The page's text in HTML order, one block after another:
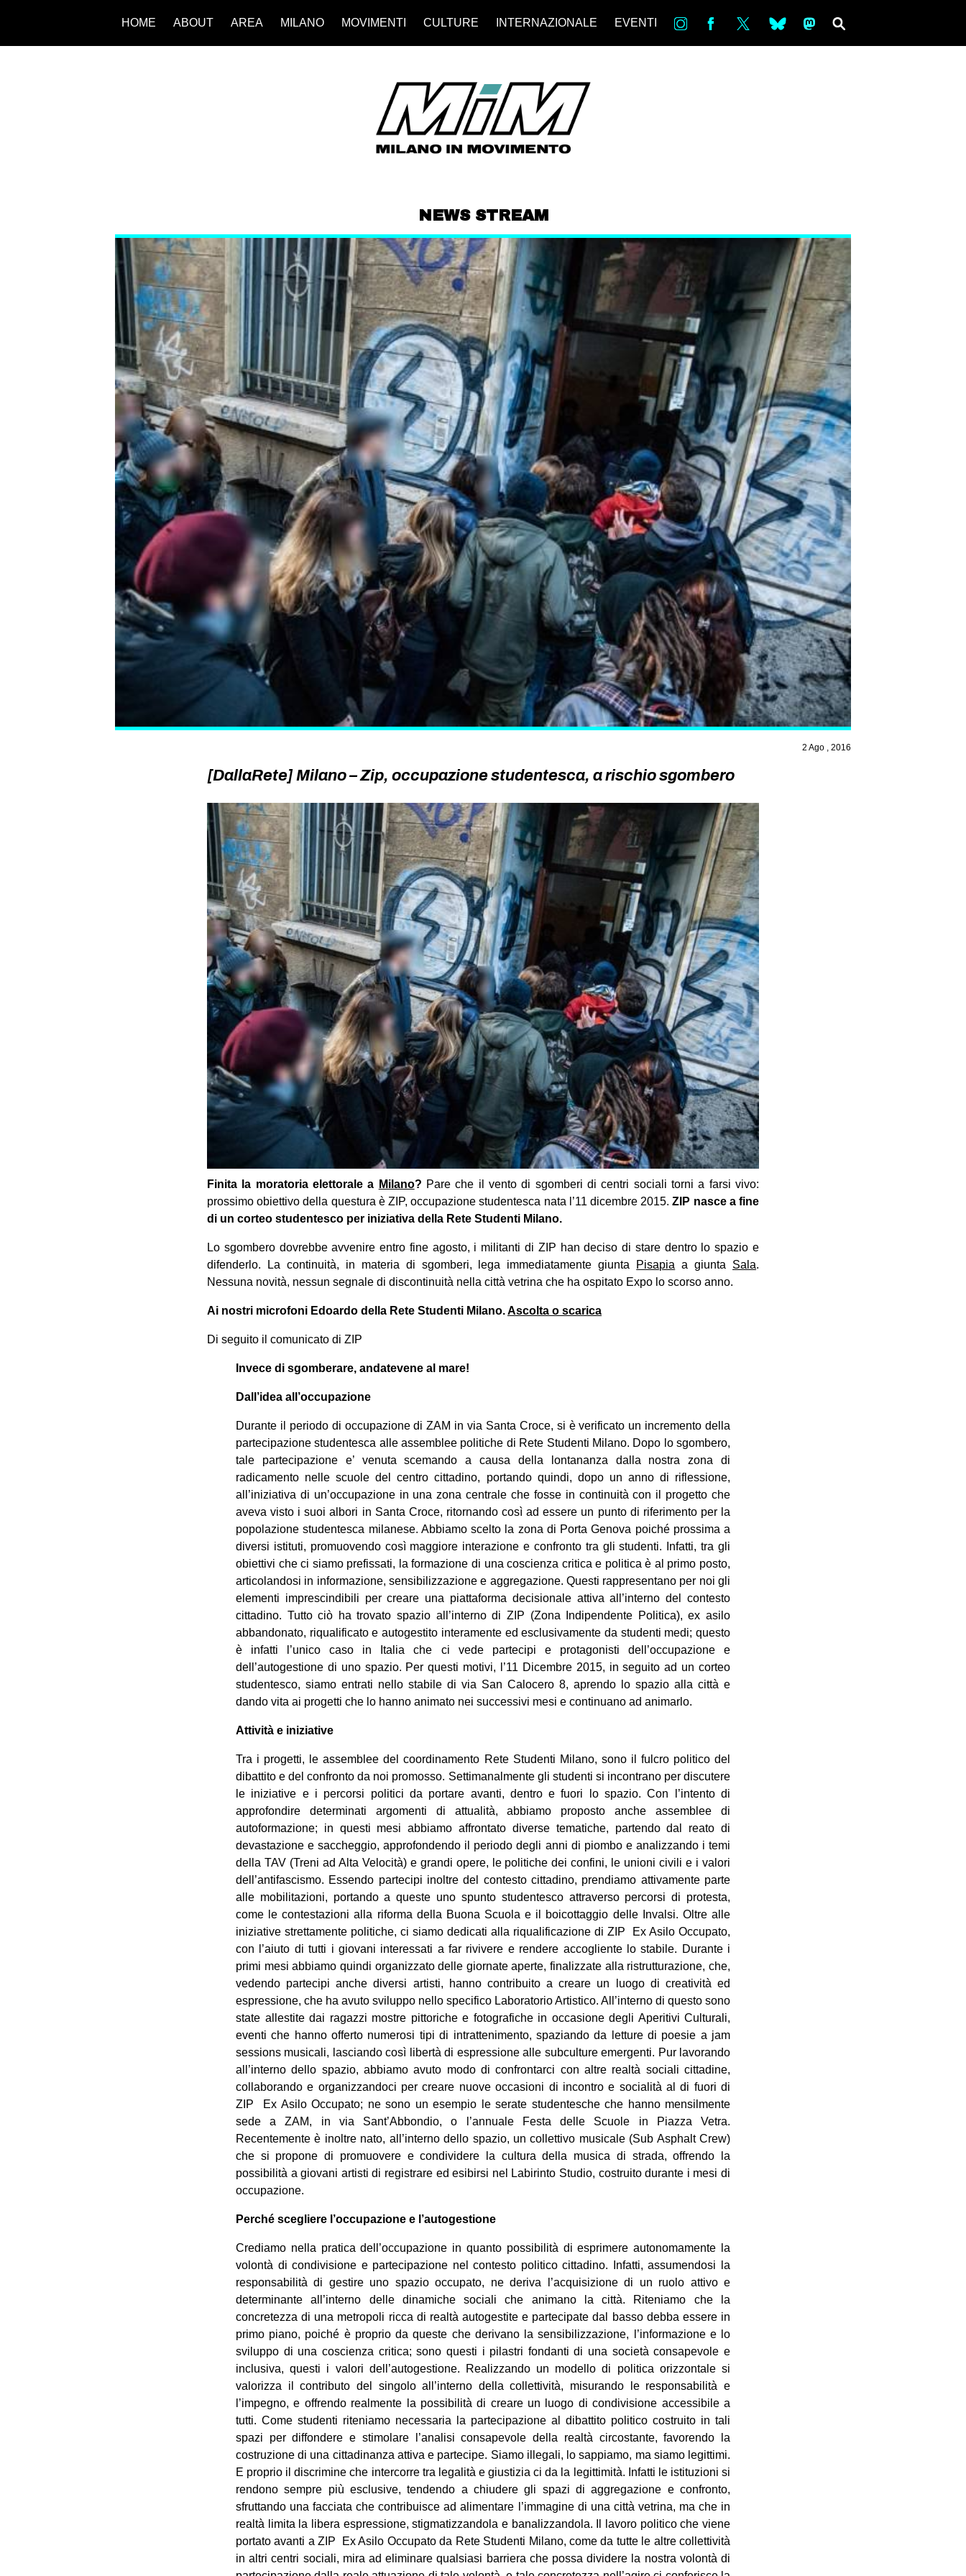
HOME ABOUT AREA MILANO MOVIMENTI CULTURE INTERNAZIONALE EVENTI in bsky ms
NEWS STREAM
2 Ago , 2016
[DallaRete] Milano – Zip, occupazione studentesca, a rischio sgombero
Finita la moratoria elettorale a Milano? Pare che il vento di sgomberi di centri sociali torni a farsi vivo:
prossimo obiettivo della questura è ZIP, occupazione studentesca nata l’11 dicembre 2015.ZIP nasce a fine
di un corteo studentesco per iniziativa della Rete Studenti Milano.
Lo sgombero dovrebbe avvenire entro fine agosto, i militanti di ZIP han deciso di stare dentro lo spazio e
difenderlo. La continuità, in materia di sgomberi, lega immediatamente giunta
Pisapia a giunta Sala.
Nessuna novità, nessun segnale di discontinuità nella città vetrina che ha ospitato Expo lo scorso anno.
Ai nostri microfoni Edoardo della Rete Studenti Milano.Ascolta o scarica
Di seguito il comunicato di ZIP
Invece di sgomberare, andatevene al mare!
Dall’idea all’occupazione
Durante il periodo di occupazione di ZAM in via Santa Croce, si è verificato un incremento della
partecipazione studentesca alle assemblee politiche di Rete Studenti Milano. Dopo lo sgombero,
tale partecipazione e’ venuta scemando a causa della lontananza dalla nostra zona di
radicamento nelle scuole del centro cittadino, portando quindi, dopo un anno di riflessione,
all’iniziativa di un’occupazione in una zona centrale che fosse in continuità con il progetto che
aveva visto i suoi albori in Santa Croce, ritornando così ad essere un punto di riferimento per la
popolazione studentesca milanese. Abbiamo scelto la zona di Porta Genova poiché prossima a
diversi istituti, promuovendo così maggiore interazione e confronto tra gli studenti. Infatti, tra gli
obiettivi che ci siamo prefissati, la formazione di una coscienza critica e politica è al primo posto,
articolandosi in informazione, sensibilizzazione e aggregazione. Questi rappresentano per noi gli
elementi imprescindibili per creare una piattaforma decisionale attiva all’interno del contesto
cittadino. Tutto ciò ha trovato spazio all’interno di ZIP (Zona Indipendente Politica), ex asilo
abbandonato, riqualificato e autogestito interamente ed esclusivamente da studenti medi; questo
è infatti l’unico caso in Italia che ci vede partecipi e protagonisti dell’occupazione e
dell’autogestione di uno spazio. Per questi motivi, l’11 Dicembre 2015, in seguito ad un corteo
studentesco, siamo entrati nello stabile di via San Calocero 8, aprendo lo spazio alla città e
dando vita ai progetti che lo hanno animato nei successivi mesi e continuano ad animarlo.
Attività e iniziative
Tra i progetti, le assemblee del coordinamento Rete Studenti Milano, sono il fulcro politico del
dibattito e del confronto da noi promosso. Settimanalmente gli studenti si incontrano per discutere
le iniziative e i percorsi politici da portare avanti, dentro e fuori lo spazio. Con l’intento di
approfondire determinati argomenti di attualità, abbiamo proposto anche assemblee di
autoformazione; in questi mesi abbiamo affrontato diverse tematiche, partendo dal reato di
devastazione e saccheggio, approfondendo il periodo degli anni di piombo e analizzando i temi
della TAV (Treni ad Alta Velocità) e grandi opere, le politiche dei confini, le unioni civili e i valori
dell’antifascismo. Essendo partecipi inoltre del contesto cittadino, prendiamo attivamente parte
alle mobilitazioni, portando a queste uno spunto studentesco attraverso percorsi di protesta,
come le contestazioni alla riforma della Buona Scuola e il boicottaggio delle Invalsi. Oltre alle
iniziative strettamente politiche, ci siamo dedicati alla riqualificazione di ZIP ­ Ex Asilo Occupato,
con l’aiuto di tutti i giovani interessati a far rivivere e rendere accogliente lo stabile. Durante i
primi mesi abbiamo quindi organizzato delle giornate aperte, finalizzate alla ristrutturazione, che,
vedendo partecipi anche diversi artisti, hanno contribuito a creare un luogo di creatività ed
espressione, che ha avuto sviluppo nello specifico Laboratorio Artistico. All’interno di questo sono
state allestite dai ragazzi mostre pittoriche e fotografiche in occasione degli Aperitivi Culturali,
eventi che hanno offerto numerosi tipi di intrattenimento, spaziando da letture di poesie a jam
sessions musicali, lasciando così libertà di espressione alle subculture emergenti. Pur lavorando
all’interno dello spazio, abbiamo avuto modo di confrontarci con altre realtà sociali cittadine,
collaborando e organizzandoci per creare nuove occasioni di incontro e socialità al di fuori di
ZIP ­ Ex Asilo Occupato; ne sono un esempio le serate studentesche che hanno mensilmente
sede a ZAM, in via Sant’Abbondio, o l’annuale Festa delle Scuole in Piazza Vetra.
Recentemente è inoltre nato, all’interno dello spazio, un collettivo musicale (Sub Asphalt Crew)
che si propone di promuovere e condividere la cultura della musica di strada, offrendo la
possibilità a giovani artisti di registrare ed esibirsi nel Labirinto Studio, costruito durante i mesi di
occupazione.
Perché scegliere l’occupazione e l’autogestione
Crediamo nella pratica dell’occupazione in quanto possibilità di esprimere autonomamente la
volontà di condivisione e partecipazione nel contesto politico cittadino. Infatti, assumendosi la
responsabilità di gestire uno spazio occupato, ne deriva l’acquisizione di un ruolo attivo e
determinante all’interno delle dinamiche sociali che animano la città. Riteniamo che la
concretezza di una metropoli ricca di realtà autogestite e partecipate dal basso debba essere in
primo piano, poiché è proprio da queste che derivano la sensibilizzazione, l’informazione e lo
sviluppo di una coscienza critica; sono questi i pilastri fondanti di una società consapevole e
inclusiva, questi i valori dell’autogestione. Realizzando un modello di politica orizzontale si
valorizza il contributo del singolo all’interno della collettività, misurando le responsabilità e
l’impegno, e offrendo realmente la possibilità di creare un luogo di condivisione accessibile a
tutti. Come studenti riteniamo necessaria la partecipazione al dibattito politico costruito in tali
spazi per diffondere e stimolare l’analisi consapevole della realtà circostante, favorendo la
costruzione di una cittadinanza attiva e partecipe. Siamo illegali, lo sappiamo, ma siamo legittimi.
E proprio il discrimine che intercorre tra legalità e giustizia ci da la legittimità. Infatti le istituzioni si
rendono sempre più esclusive, tendendo a chiudere gli spazi di aggregazione e confronto,
sfruttando una facciata che contribuisce ad alimentare l’immagine di una città vetrina, ma che in
realtà limita la libera espressione, stigmatizzandola e banalizzandola. Il lavoro politico che viene
portato avanti a ZIP ­ Ex Asilo Occupato da Rete Studenti Milano, come da tutte le altre collettività
in altri centri sociali, mira ad eliminare qualsiasi barriera che possa dividere la nostra volontà di